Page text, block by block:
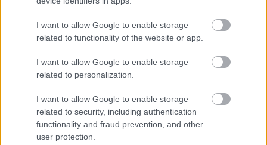
I want to allow Google to enable storage
related to functionality of the website or app.
I want to allow Google to enable storage
related to personalization.
I want to allow Google to enable storage
related to security, including authentication
functionality and fraud prevention, and other
user protection.
A Skinny Puppy eddig csak fesztiválon lépett fel
Magyarországon, úgyhogy a
dark/electro/indusztriál rajongóknak mindenképpen
esemény, hogy ma este ...